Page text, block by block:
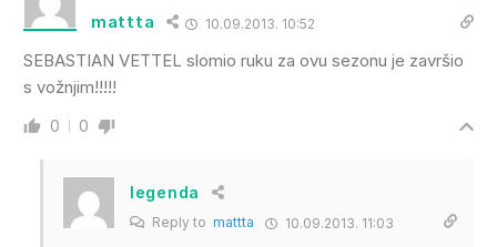
mattta 10.09.2013. 10:52
SEBASTIAN VETTEL slomio ruku za ovu sezonu je završio
s vožnjim!!!!!
0 0
legenda
Reply to mattta 10.09.2013. 11:03